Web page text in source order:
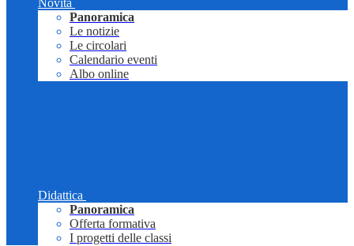
Novità
Panoramica
Le notizie
Le circolari
Calendario eventi
Albo online
Didattica
Panoramica
Offerta formativa
I progetti delle classi